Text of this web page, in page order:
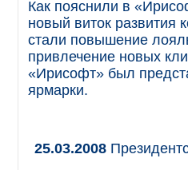
Как пояснили в
новый виток развития
стали повышение
привлечение новых
«Ирисофт» был
ярмарки.
25.03.2008